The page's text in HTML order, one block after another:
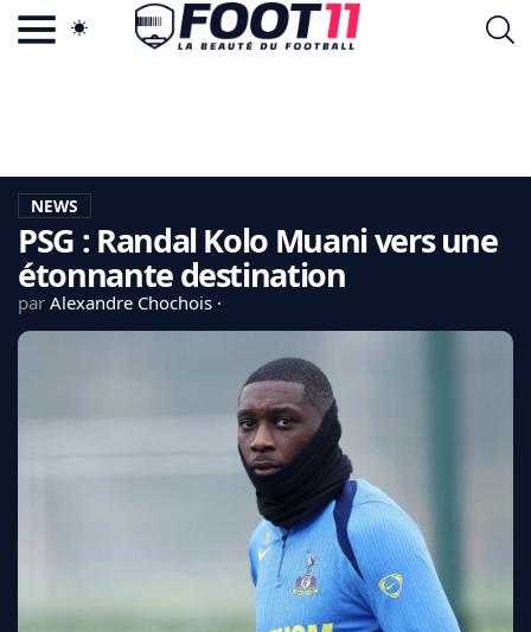
LA CHARTE
VIE PRIVÉE
CGU
CONTACTEZ-NOUS
CHELSEA
NEWS
PSG : Randal Kolo Muani vers une
étonnante destination
par Alexandre Chochois